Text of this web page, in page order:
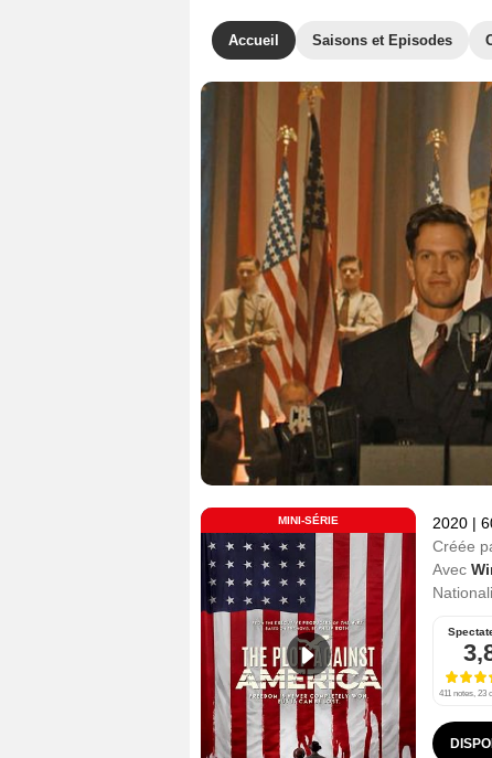
Accueil Saisons et Episodes
MINI-SÉRIE 2020 |
Créée
Avec
411 notes, 23